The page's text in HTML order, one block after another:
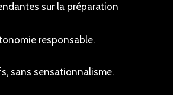
sur la préparation
responsable.
sans sensationnalisme.